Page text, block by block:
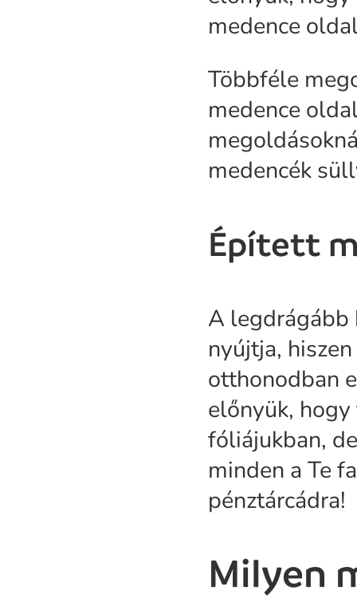
medence
Többféle
medence
medencék
Épített
A legdrágább
nyújtja,
otthonodban
előnyük,
fóliájukban,
minden a Te
pénztárcádra!
Milyen